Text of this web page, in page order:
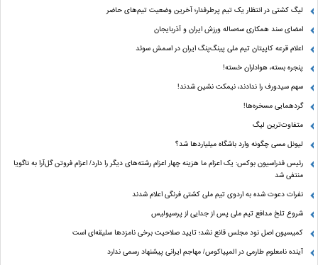
لیگ کشتی در انتظار یک تیم پرطرفدار؛ آخرین وضعیت تیم‌های حاضر
امضای سند همکاری سه‌ساله ورزش ایران و آذربایجان
اعلام قرعه کاپیتان تیم ملی پینگ‌پنگ ایران در اسمش سوئد
پنجره بسته، هواداران خسته!
سهم سیدورف را ندادند، نیمکت نشین شدند!
گردهمایی مسخره‌ها!
متفاوت‌ترین لیگ
لیونل مسی چگونه وارد باشگاه میلیاردها شد؟
رئیس فدراسیون بوکس: یک اعزام ما هزینه چهار اعزام رشته‌های دیگر را دارد/ اعزام فروتن گل‌آرا به ناگویا
منتفی شد
نفرات دعوت شده به اردوی تیم ملی کشتی فرنگی اعلام شدند
شروع تلخ مدافع تیم ملی پس از جدایی از پرسپولیس
کمیسیون اصل نود مجلس قانع نشد؛ تایید صلاحیت برخی نامزدها سلیقه‌ای است
آینده نامعلوم طارمی در المپیاکوس/ مهاجم ایرانی پیشنهاد رسمی ندارد